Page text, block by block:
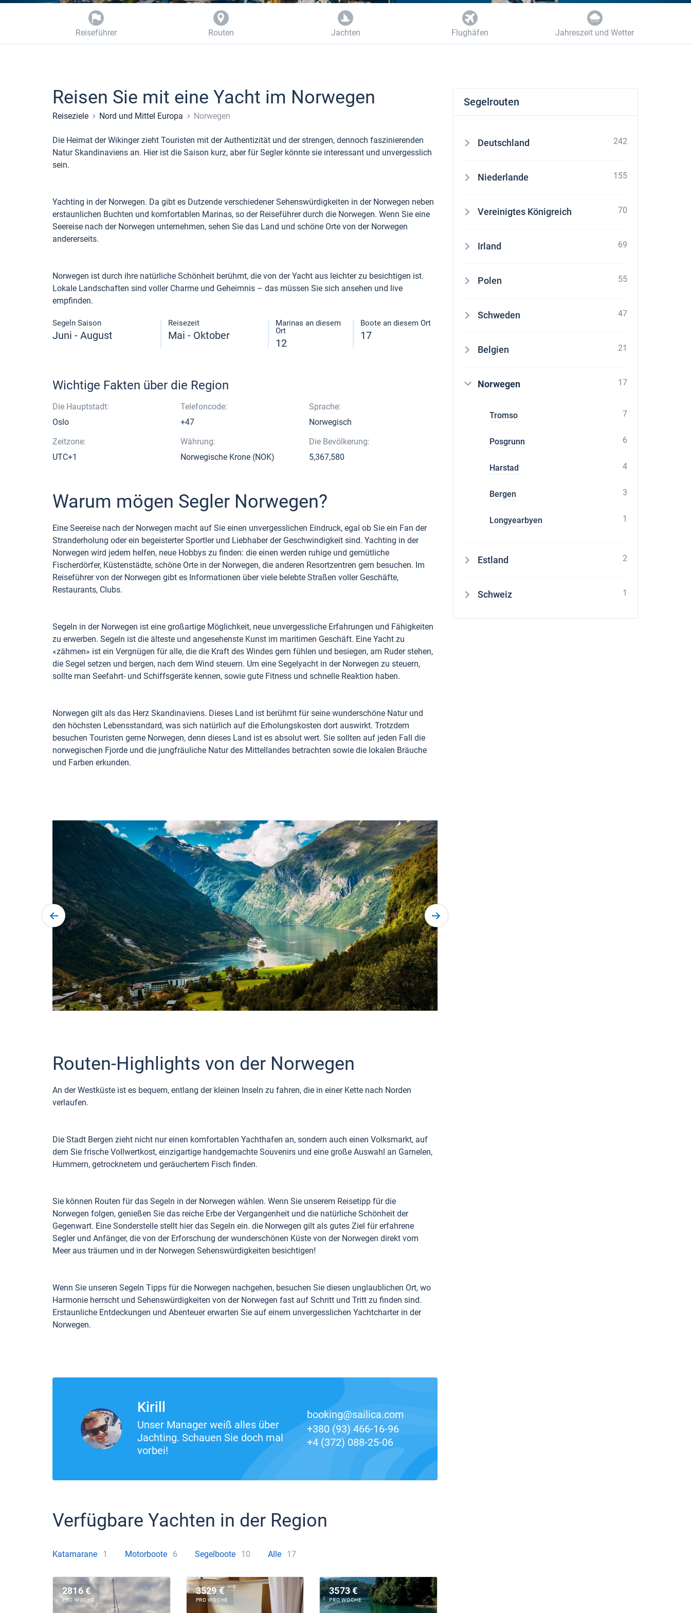
Reiseführer Routen Jachten Flughäfen Jahreszeit und Wetter
Reisen Sie mit eine Yacht im Norwegen
Reiseziele Nord und Mittel Europa Norwegen
Die Heimat der Wikinger zieht Touristen mit der Authentizität und der strengen, dennoch faszinierenden
Natur Skandinaviens an. Hier ist die Saison kurz, aber für Segler könnte sie interessant und unvergesslich
sein.
Yachting in der Norwegen. Da gibt es Dutzende verschiedener Sehenswürdigkeiten in der Norwegen neben
erstaunlichen Buchten und komfortablen Marinas, so der Reiseführer durch die Norwegen. Wenn Sie eine
Seereise nach der Norwegen unternehmen, sehen Sie das Land und schöne Orte von der Norwegen
andererseits.
Norwegen ist durch ihre natürliche Schönheit berühmt, die von der Yacht aus leichter zu besichtigen ist.
Lokale Landschaften sind voller Charme und Geheimnis – das müssen Sie sich ansehen und live
empfinden.
Segeln Saison
Juni - August
Reisezeit
Mai - Oktober
Marinas an diesem
Ort
12
Boote an diesem Ort
17
Wichtige Fakten über die Region
Die Hauptstadt:
Oslo
Telefoncode:
+47
Sprache:
Norwegisch
Zeitzone:
UTC+1
Währung:
Norwegische Krone (NOK)
Die Bevölkerung:
5,367,580
Warum mögen Segler Norwegen?
Eine Seereise nach der Norwegen macht auf Sie einen unvergesslichen Eindruck, egal ob Sie ein Fan der
Stranderholung oder ein begeisterter Sportler und Liebhaber der Geschwindigkeit sind. Yachting in der
Norwegen wird jedem helfen, neue Hobbys zu finden: die einen werden ruhige und gemütliche
Fischerdörfer, Küstenstädte, schöne Orte in der Norwegen, die anderen Resortzentren gern besuchen. Im
Reiseführer von der Norwegen gibt es Informationen über viele belebte Straßen voller Geschäfte,
Restaurants, Clubs.
Segeln in der Norwegen ist eine großartige Möglichkeit, neue unvergessliche Erfahrungen und Fähigkeiten
zu erwerben. Segeln ist die älteste und angesehenste Kunst im maritimen Geschäft. Eine Yacht zu
«zähmen» ist ein Vergnügen für alle, die die Kraft des Windes gern fühlen und besiegen, am Ruder stehen,
die Segel setzen und bergen, nach dem Wind steuern. Um eine Segelyacht in der Norwegen zu steuern,
sollte man Seefahrt- und Schiffsgeräte kennen, sowie gute Fitness und schnelle Reaktion haben.
Norwegen gilt als das Herz Skandinaviens. Dieses Land ist berühmt für seine wunderschöne Natur und
den höchsten Lebensstandard, was sich natürlich auf die Erholungskosten dort auswirkt. Trotzdem
besuchen Touristen gerne Norwegen, denn dieses Land ist es absolut wert. Sie sollten auf jeden Fall die
norwegischen Fjorde und die jungfräuliche Natur des Mittellandes betrachten sowie die lokalen Bräuche
und Farben erkunden.
Routen-Highlights von der Norwegen
An der Westküste ist es bequem, entlang der kleinen Inseln zu fahren, die in einer Kette nach Norden
verlaufen.
Die Stadt Bergen zieht nicht nur einen komfortablen Yachthafen an, sondern auch einen Volksmarkt, auf
dem Sie frische Vollwertkost, einzigartige handgemachte Souvenirs und eine große Auswahl an Garnelen,
Hummern, getrocknetem und geräuchertem Fisch finden.
Sie können Routen für das Segeln in der Norwegen wählen. Wenn Sie unserem Reisetipp für die
Norwegen folgen, genießen Sie das reiche Erbe der Vergangenheit und die natürliche Schönheit der
Gegenwart. Eine Sonderstelle stellt hier das Segeln ein. die Norwegen gilt als gutes Ziel für erfahrene
Segler und Anfänger, die von der Erforschung der wunderschönen Küste von der Norwegen direkt vom
Meer aus träumen und in der Norwegen Sehenswürdigkeiten besichtigen!
Wenn Sie unseren Segeln Tipps für die Norwegen nachgehen, besuchen Sie diesen unglaublichen Ort, wo
Harmonie herrscht und Sehenswürdigkeiten von der Norwegen fast auf Schritt und Tritt zu finden sind.
Erstaunliche Entdeckungen und Abenteuer erwarten Sie auf einem unvergesslichen Yachtcharter in der
Norwegen.
Kirill
Unser Manager weiß alles über
Jachting. Schauen Sie doch mal
vorbei!
booking@sailica.com
+380 (93) 466-16-96
+4 (372) 088-25-06
Verfügbare Yachten in der Region
Katamarane 1 Motorboote 6 Segelboote 10 Alle 17
2816 €
PRO WOCHE
3529 €
PRO WOCHE
3573 €
PRO WOCHE
Segelrouten
Deutschland 242
Niederlande 155
Vereinigtes Königreich 70
Irland 69
Polen 55
Schweden 47
Belgien 21
Norwegen 17
Tromso 7
Posgrunn 6
Harstad 4
Bergen 3
Longyearbyen 1
Estland 2
Schweiz 1